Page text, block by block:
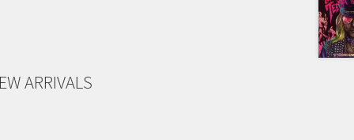
ARRIVALS